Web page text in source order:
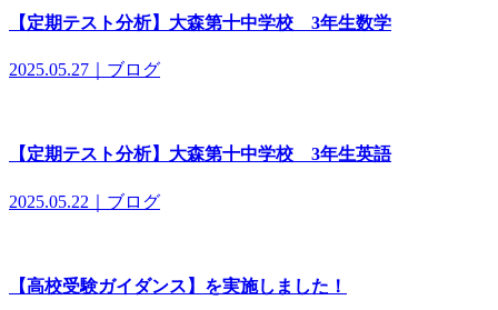
【定期テスト分析】大森第十中学校 3年生数学
2025.05.27｜ブログ
【定期テスト分析】大森第十中学校 3年生英語
2025.05.22｜ブログ
【高校受験ガイダンス】を実施しました！